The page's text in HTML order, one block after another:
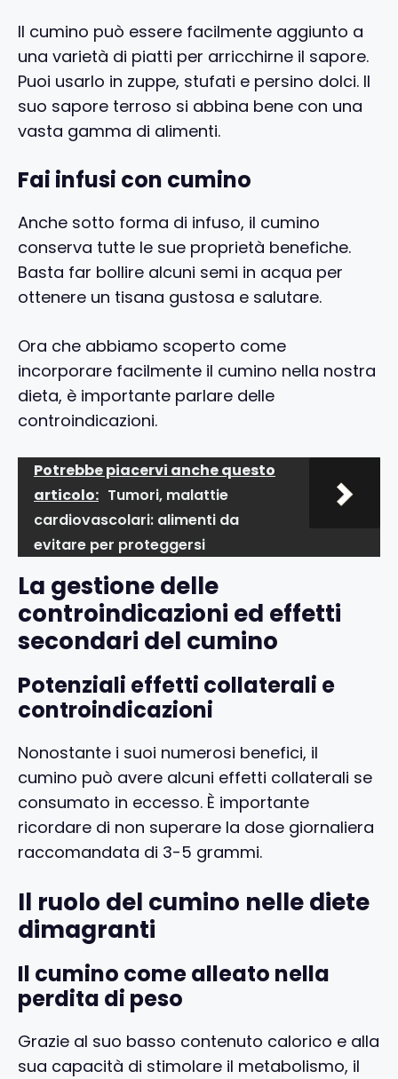
Il cumino può essere facilmente aggiunto a
una varietà di piatti per arricchirne il sapore.
Puoi usarlo in zuppe, stufati e persino dolci. Il
suo sapore terroso si abbina bene con una
vasta gamma di alimenti.
Fai infusi con cumino
Anche sotto forma di infuso, il cumino
conserva tutte le sue proprietà benefiche.
Basta far bollire alcuni semi in acqua per
ottenere un tisana gustosa e salutare.
Ora che abbiamo scoperto come
incorporare facilmente il cumino nella nostra
dieta, è importante parlare delle
controindicazioni.
Potrebbe piacervi anche questo
articolo: Tumori, malattie
cardiovascolari: alimenti da
evitare per proteggersi
La gestione delle
controindicazioni ed effetti
secondari del cumino
Potenziali effetti collaterali e
controindicazioni
Nonostante i suoi numerosi benefici, il
cumino può avere alcuni effetti collaterali se
consumato in eccesso. È importante
ricordare di non superare la dose giornaliera
raccomandata di 3-5 grammi.
Il ruolo del cumino nelle diete
dimagranti
Il cumino come alleato nella
perdita di peso
Grazie al suo basso contenuto calorico e alla
sua capacità di stimolare il metabolismo, il